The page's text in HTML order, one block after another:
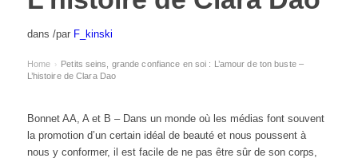
dans /par F_kinski
Home › Petits seins, grande confiance en soi : L’amour de ton buste –
L’histoire de Clara Dao
Bonnet AA, A et B – Dans un monde où les médias font souvent
la promotion d’un certain idéal de beauté et nous poussent à
nous y conformer, il est facile de ne pas être sûr de son corps,